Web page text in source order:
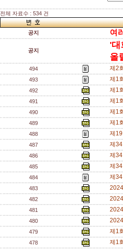
전체 자료수 : 534 건
공지 여
공지
'대
올
494 제2
493 제1
492 제1
491 제1
490 제1
489 제1
488 제
487 제
486 제
485 제
484 제
483
482
481
480
479 제1
478 제1